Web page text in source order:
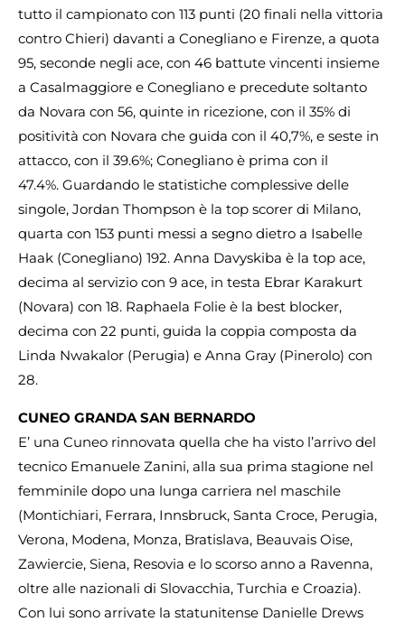
tutto il campionato con 113 punti (20 finali nella vittoria
contro Chieri) davanti a Conegliano e Firenze, a quota
95, seconde negli ace, con 46 battute vincenti insieme
a Casalmaggiore e Conegliano e precedute soltanto
da Novara con 56, quinte in ricezione, con il 35% di
positività con Novara che guida con il 40,7%, e seste in
attacco, con il 39.6%; Conegliano è prima con il
47.4%. Guardando le statistiche complessive delle
singole, Jordan Thompson è la top scorer di Milano,
quarta con 153 punti messi a segno dietro a Isabelle
Haak (Conegliano) 192. Anna Davyskiba è la top ace,
decima al servizio con 9 ace, in testa Ebrar Karakurt
(Novara) con 18. Raphaela Folie è la best blocker,
decima con 22 punti, guida la coppia composta da
Linda Nwakalor (Perugia) e Anna Gray (Pinerolo) con
28.
CUNEO GRANDA SAN BERNARDO
E’ una Cuneo rinnovata quella che ha visto l’arrivo del
tecnico Emanuele Zanini, alla sua prima stagione nel
femminile dopo una lunga carriera nel maschile
(Montichiari, Ferrara, Innsbruck, Santa Croce, Perugia,
Verona, Modena, Monza, Bratislava, Beauvais Oise,
Zawiercie, Siena, Resovia e lo scorso anno a Ravenna,
oltre alle nazionali di Slovacchia, Turchia e Croazia).
Con lui sono arrivate la statunitense Danielle Drews